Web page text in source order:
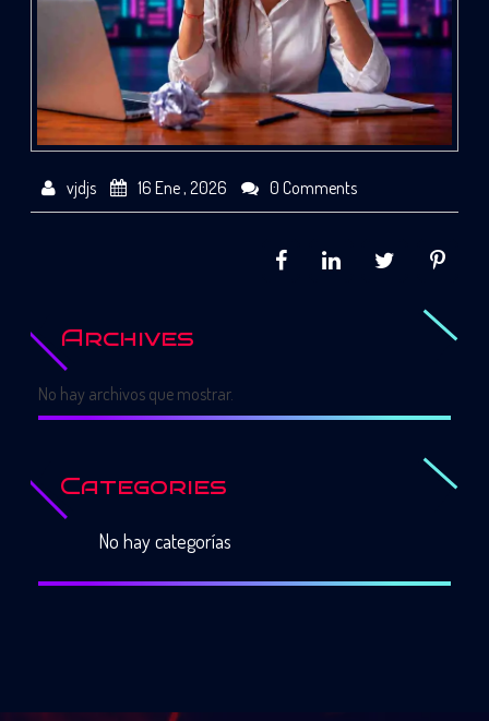
vjdjs 16 Ene , 2026 0 Comments
Archives
No hay archivos que mostrar.
Categories
No hay categorías